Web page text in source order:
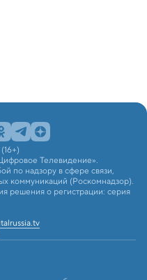
Телевидение».
по надзору в сфере связи,
коммуникаций (Роскомнадзор).
решения о регистрации: серия